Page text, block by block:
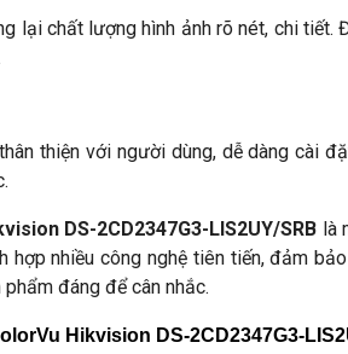
lại chất lượng hình ảnh rõ nét, chi
thiện với người dùng, dễ dàng cài
DS-2CD2347G3-LIS2UY/SRB là
hợp nhiều công nghệ tiên tiến, đảm
đáng để cân nhắc.
Hikvision DS-2CD2347G3-